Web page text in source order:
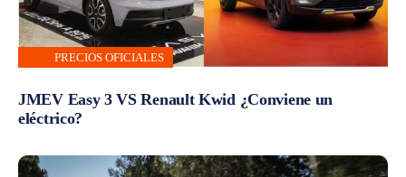
PRECIOS OFICIALES
JMEV Easy 3 VS Renault Kwid ¿Conviene un
eléctrico?